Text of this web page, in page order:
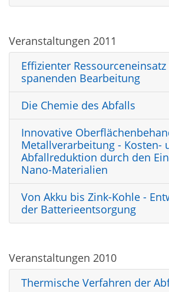
Veranstaltungen 2011
Effizienter
spanenden Bearbeitung
Die Chemie des Abfalls
Innovative
Metallverarbeitung - Kosten-
Abfallreduktion durch den
Nano-Materialien
Von Akku bis Zink-Kohle -
der Batterieentsorgung
Veranstaltungen 2010
Thermische Verfahren der